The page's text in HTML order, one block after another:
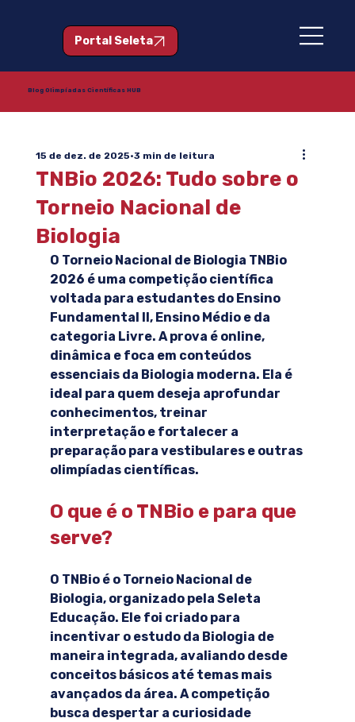
Portal Seleta
Blog Olimpíadas Científicas HUB
TNBio 2026: Tudo sobre o
Torneio Nacional de
Biologia
15 de dez. de 2025 3 min de leitura
O Torneio Nacional de Biologia TNBio
2026 é uma competição científica
voltada para estudantes do Ensino
Fundamental II, Ensino Médio e da
categoria Livre. A prova é online,
dinâmica e foca em conteúdos
essenciais da Biologia moderna. Ela é
ideal para quem deseja aprofundar
conhecimentos, treinar
interpretação e fortalecer a
preparação para vestibulares e outras
olimpíadas científicas.
O que é o TNBio e para que
serve?
O TNBio é o Torneio Nacional de
Biologia, organizado pela Seleta
Educação. Ele foi criado para
incentivar o estudo da Biologia de
maneira integrada, avaliando desde
conceitos básicos até temas mais
avançados da área. A competição
busca despertar a curiosidade